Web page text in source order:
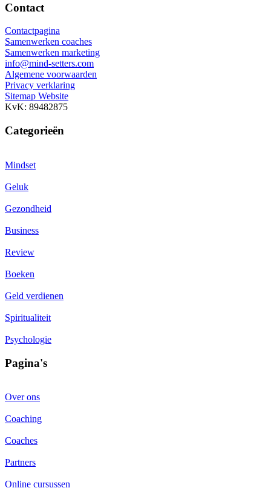
Contact
Contactpagina
Samenwerken coaches
Samenwerken marketing
info@mind-setters.com
Algemene voorwaarden
Privacy verklaring
Sitemap Website
KvK: 89482875
Categorieën
Mindset
Geluk
Gezondheid
Business
Review
Boeken
Geld verdienen
Spiritualiteit
Psychologie
Pagina's
Over ons
Coaching
Coaches
Partners
Online cursussen